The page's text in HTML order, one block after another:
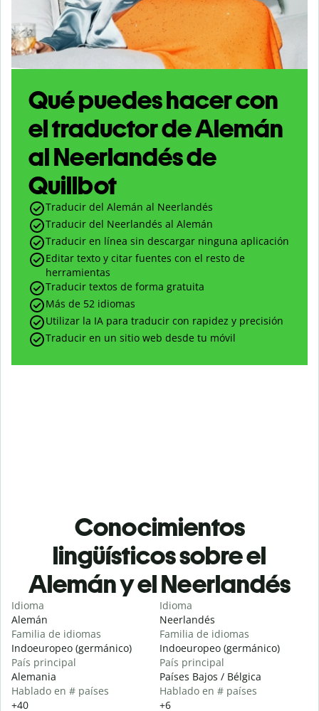
Qué puedes hacer con
el traductor de Alemán
al Neerlandés de
Quillbot
Traducir del Alemán al Neerlandés
Traducir del Neerlandés al Alemán
Traducir en línea sin descargar ninguna aplicación
Editar texto y citar fuentes con el resto de
herramientas
Traducir textos de forma gratuita
Más de 52 idiomas
Utilizar la IA para traducir con rapidez y precisión
Traducir en un sitio web desde tu móvil
Conocimientos
lingüísticos sobre el
Alemán y el Neerlandés
Idioma
Alemán
Familia de idiomas
Indoeuropeo (germánico)
País principal
Alemania
Hablado en # países
+40
Idioma
Neerlandés
Familia de idiomas
Indoeuropeo (germánico)
País principal
Países Bajos / Bélgica
Hablado en # países
+6